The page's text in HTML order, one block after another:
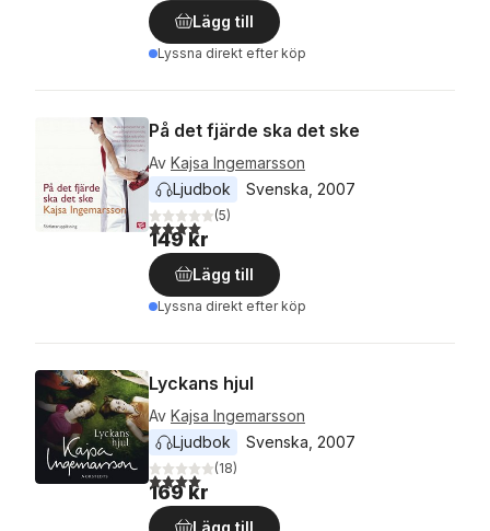
Lägg till
Lyssna direkt efter köp
På det fjärde ska det ske
Av Kajsa Ingemarsson
Ljudbok
Svenska 2007
4,0utav 5 stjärnor. Totalt antal röster:
(5)
149 kr
Lägg till
Lyssna direkt efter köp
Lyckans hjul
Av Kajsa Ingemarsson
Ljudbok
Svenska 2007
4,0utav 5 stjärnor. Totalt antal röster:
(18)
169 kr
Lägg till